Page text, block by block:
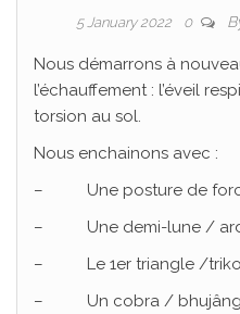
5 January 2022 0
Nous démarrons à
l’échauffement : l’éveil
torsion au sol.
Nous enchainons avec :
– Une posture de
– Une demi-lune /
– Le 1er triangle /
– Un cobra /